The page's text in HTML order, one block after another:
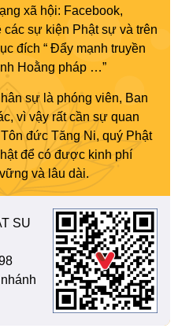
xã hội: Facebook,
sự kiện Phật sự và trên
đích “ Đẩy mạnh truyền
Hoằng pháp …”
sự là phóng viên, Ban
vì vậy rất cần sự quan
đức Tăng Ni, quý Phật
để có được kinh phí
và lâu dài.
SU